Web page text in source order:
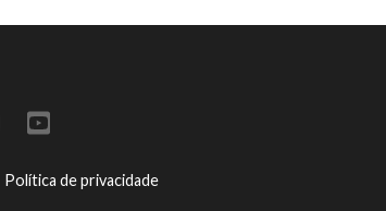
Política de privacidade